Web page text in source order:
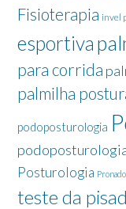
Fisioterapia invel
esportiva
para corrida
palmilha
podoposturologia
Posturologia Pronado
teste da